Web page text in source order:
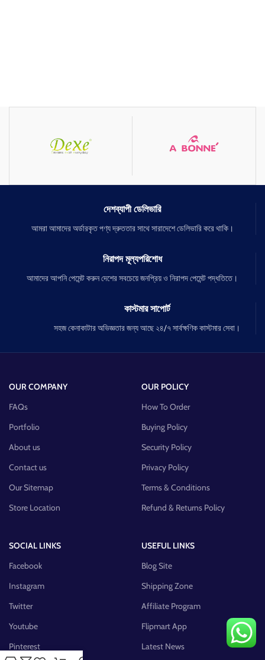
দেশব্যাপী ডেলিভারি
আমরা আমাদের অর্ডারকৃত পণ্য দ্রুততার সাথে সারাদেশে ডেলিভারি করে থাকি।
নিরাপদ মূল্যপরিশোধ
আমাদের আপনি পেমেন্ট করুন দেশের সবচেয়ে জনপ্রিয় ও নিরাপদ পেমেন্ট পদ্ধতিতে।
কাস্টমার সাপোর্ট
সহজ কেনাকাটার অভিজ্ঞতার জন্য আছে ২৪/৭ সার্বক্ষণিক কাস্টমার সেবা।
OUR COMPANY
FAQs
Portfolio
About us
Contact us
Our Sitemap
Store Location
OUR POLICY
How To Order
Buying Policy
Security Policy
Privacy Policy
Terms & Conditions
Refund & Returns Policy
SOCIAL LINKS
Facebook
Instagram
Twitter
Youtube
Pinterest
USEFUL LINKS
Blog Site
Shipping Zone
Affiliate Program
Flipmart App
Latest News